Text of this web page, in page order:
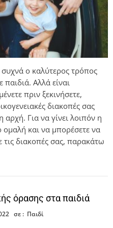
συχνά ο καλύτερος τρόπος
παιδιά. Αλλά είναι
πριν ξεκινήσετε,
διακοπές σας
Για να γίνει λοιπόν η
ομαλή και να μπορέσετε να
διακοπές σας, παρακάτω
όρασης στα παιδιά
σε : Παιδί